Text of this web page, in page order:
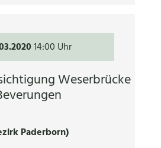
14:00 Uhr
Weserbrücke
Paderborn)